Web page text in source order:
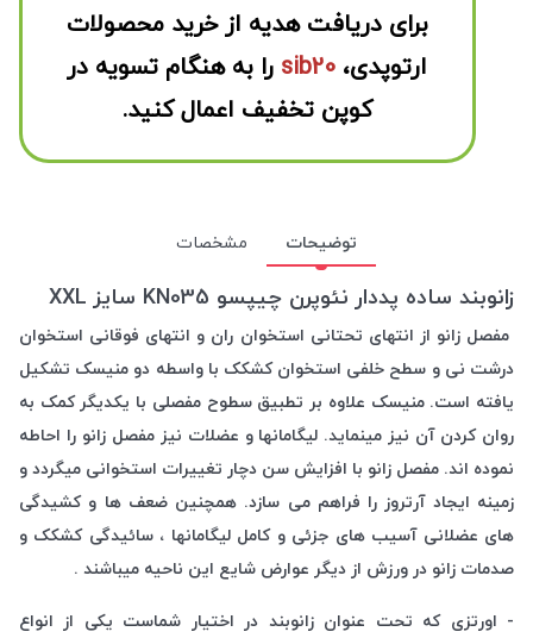
برای دریافت هدیه از خرید محصولات
ارتوپدی، sib20 را به هنگام تسویه در
کوپن تخفیف اعمال کنید.
توضیحات مشخصات
زانوبند ساده پددار نئوپرن چیپسو KN035 سایز XXL
مفصل زانو از انتهای تحتانی استخوان ران و انتهای فوقانی استخوان
درشت نی و سطح خلفی استخوان کشکک با واسطه دو منیسک تشکیل
یافته است. منیسک علاوه بر تطبیق سطوح مفصلی با یکدیگر کمک به
روان کردن آن نیز مینماید. لیگامانها و عضلات نیز مفصل زانو را احاطه
نموده اند. مفصل زانو با افزایش سن دچار تغییرات استخوانی میگردد و
زمینه ایجاد آرتروز را فراهم می سازد. همچنین ضعف ها و کشیدگی
های عضلانی آسیب های جزئی و کامل لیگامانها ، سائیدگی کشکک و
صدمات زانو در ورزش از دیگر عوارض شایع این ناحیه میباشند .
- اورتزی که تحت عنوان زانوبند در اختیار شماست یکی از انواع